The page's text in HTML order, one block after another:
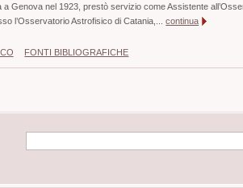
a Genova nel 1923, prestò servizio come Assistente
l’Osservatorio Astrofisico di Catania,...continua
FONTI BIBLIOGRAFICHE